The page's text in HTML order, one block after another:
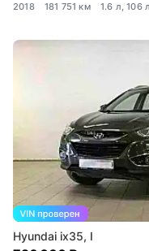
2018 181 751 км 1.6 л, 106
Hyundai ix35, I